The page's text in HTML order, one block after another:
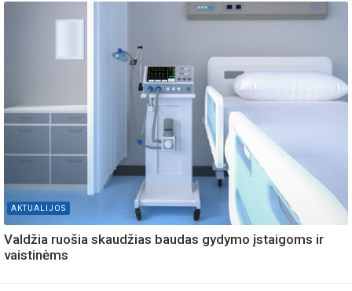
AKTUALIJOS
Valdžia ruošia skaudžias baudas gydymo įstaigoms ir
vaistinėms